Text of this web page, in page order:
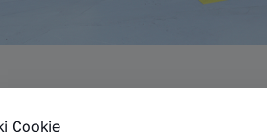
z platformą dla operatora –
Cookie